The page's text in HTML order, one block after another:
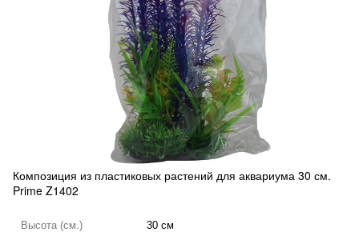
Композиция из пластиковых растений для аквариума 30 см.
Prime Z1402
Высота (см.)
30 см